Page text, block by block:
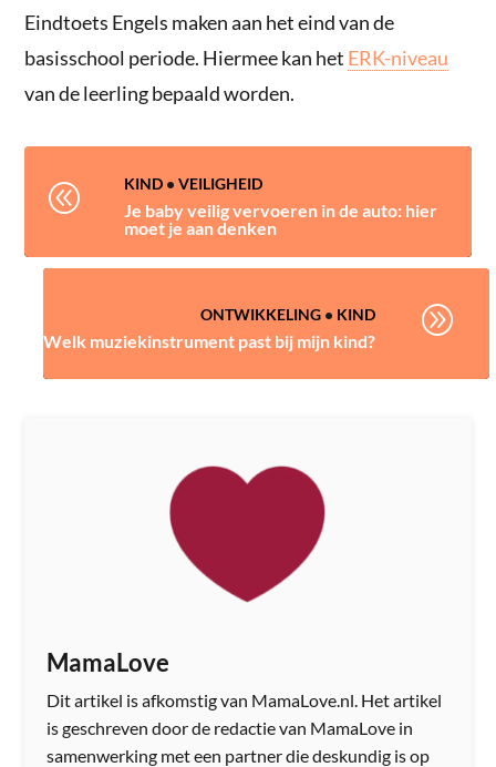
Eindtoets Engels maken aan het eind van de
basisschool periode. Hiermee kan het ERK-niveau
van de leerling bepaald worden.
@ KIND •VEILIGHEID
Je baby veilig vervoeren in de auto: hier
moet je aan denken
ONTWIKKELING• KIND
Welk muziekinstrument past bij mijn kind?
A
MamaLove
Dit artikel is afkomstig van MamaLove.nl. Het artikel
is geschreven door de redactie van MamaLove in
samenwerking met een partner die deskundig is op